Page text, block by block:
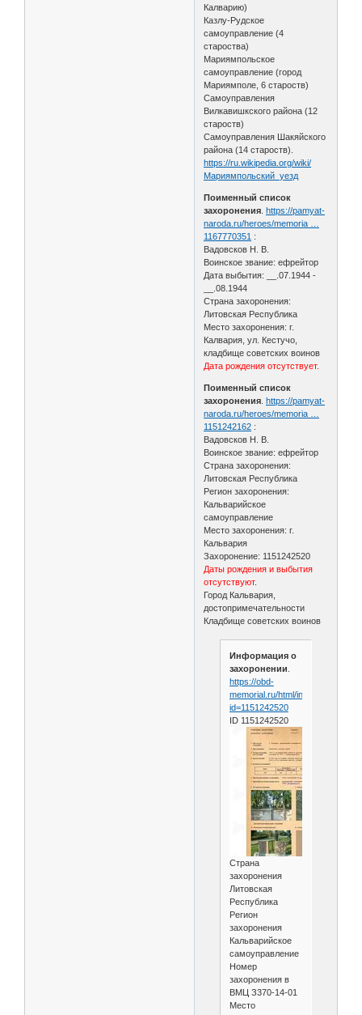
Калварию)
Казлу-Рудское
самоуправление (4
староства)
Мариямпольское
самоуправление (город
Мариямполе, 6 староств)
Самоуправления
Вилкавишкского района (12
староств)
Самоуправления Шакяйского
района (14 староств).
https://ru.wikipedia.org/wiki/
Мариямпольский_уезд
Поименный список
захоронения .https://pamyat-
naroda.ru/heroes/memoria …
1167770351 :
Вадовсков Н. В.
Воинское звание: ефрейтор
Дата выбытия: __.07.1944 -
__.08.1944
Страна захоронения:
Литовская Республика
Место захоронения: г.
Калвария, ул. Кестучо,
кладбище советских воинов
Дата рождения отсутствует.
Поименный список
захоронения .https://pamyat-
naroda.ru/heroes/memoria …
1151242162 :
Вадовсков Н. В.
Воинское звание: ефрейтор
Страна захоронения:
Литовская Республика
Регион захоронения:
Кальварийское
самоуправление
Место захоронения: г.
Кальвария
Захоронение: 1151242520
Даты рождения и выбытия
отсутствуют.
Город Кальвария,
достопримечательности
Кладбище советских воинов
Информация о
захоронении
https://obd-
memorial.ru/html/info.htm?
id=1151242520
ID 1151242520
Страна
захоронения
Литовская
Республика
Регион
захоронения
Кальварийское
самоуправление
Номер
захоронения в
ВМЦ З370-14-01
Место